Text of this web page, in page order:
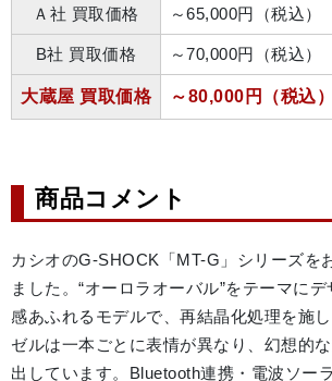
Ａ社 買取価格 ～65,000円（税込）
B社 買取価格 ～70,000円（税込）
大蔵屋 買取価格 ～80,000円（税込）
商品コメント
カシオのG-SHOCK「MT-G」シリーズを
ました。“オーロラオーバル”をテーマに
感あふれるモデルで、再結晶化処理を施
ゼルは一本ごとに表情が異なり、幻想的
出しています。Bluetooth連携・電波ソー